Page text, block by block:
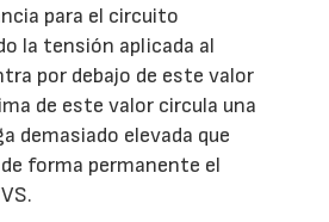
para el circuito
la tensión aplicada al
por debajo de este valor
de este valor circula una
demasiado elevada que
forma permanente el